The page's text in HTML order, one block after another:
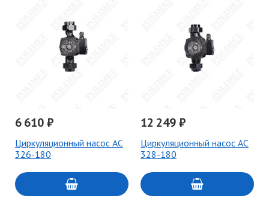
6 610 ₽
Циркуляционный насос AC
326-180
12 249 ₽
Циркуляционный насос AC
328-180